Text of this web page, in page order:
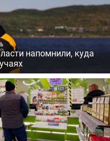
напомнили, куда